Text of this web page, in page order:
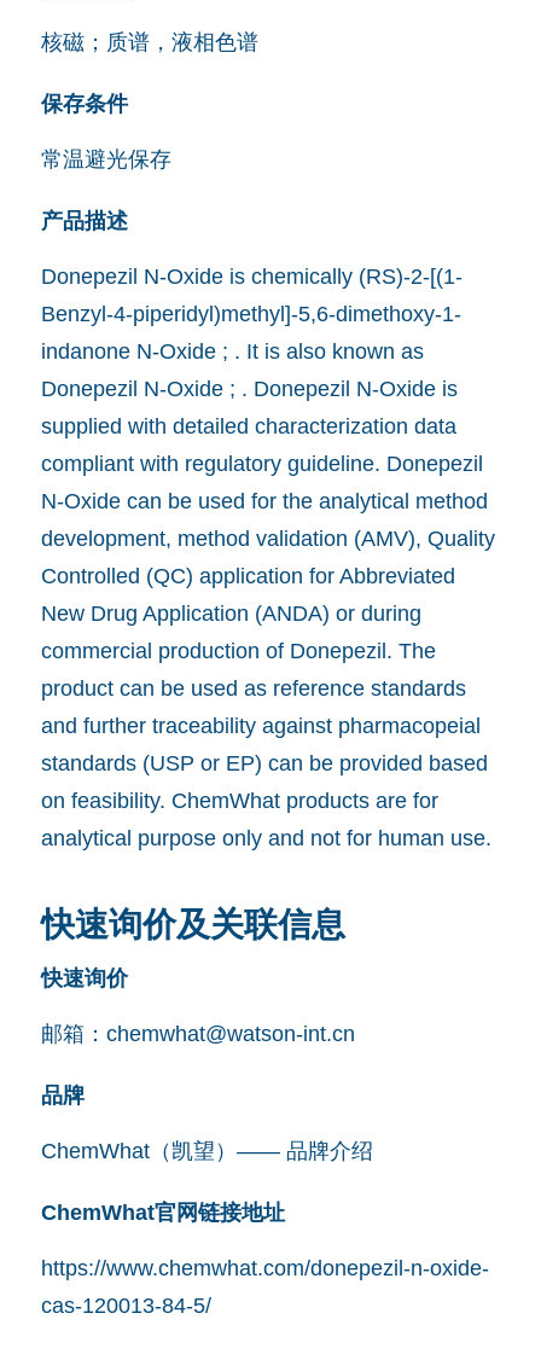
核磁；质谱，液相色谱
保存条件
常温避光保存
产品描述
Donepezil N-Oxide is chemically (RS)-2-[(1-
Benzyl-4-piperidyl)methyl]-5,6-dimethoxy-1-
indanone N-Oxide ; . It is also known as
Donepezil N-Oxide ; . Donepezil N-Oxide is
supplied with detailed characterization data
compliant with regulatory guideline. Donepezil
N-Oxide can be used for the analytical method
development, method validation (AMV), Quality
Controlled (QC) application for Abbreviated
New Drug Application (ANDA) or during
commercial production of Donepezil. The
product can be used as reference standards
and further traceability against pharmacopeial
standards (USP or EP) can be provided based
on feasibility. ChemWhat products are for
analytical purpose only and not for human use.
快速询价及关联信息
快速询价
邮箱： chemwhat@watson-int.cn
品牌
ChemWhat（凯望）—— 品牌介绍
ChemWhat官网链接地址
https://www.chemwhat.com/donepezil-n-oxide-
cas-120013-84-5/